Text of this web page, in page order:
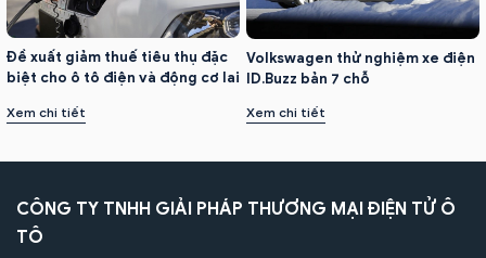
Đề xuất giảm thuế tiêu thụ đặc
biệt cho ô tô điện và động cơ lai
Xem chi tiết
Volkswagen thử nghiệm xe điện
ID.Buzz bản 7 chỗ
Xem chi tiết
CÔNG TY TNHH GIẢI PHÁP THƯƠNG MẠI ĐIỆN TỬ Ô
TÔ